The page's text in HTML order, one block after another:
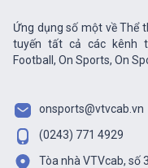
Ứng dụng số một về Thể
tuyến tất cả các kênh
Football, On Sports, On
onsports@vtvcab.vn
(0243) 771 4929
Tòa nhà VTVcab, số